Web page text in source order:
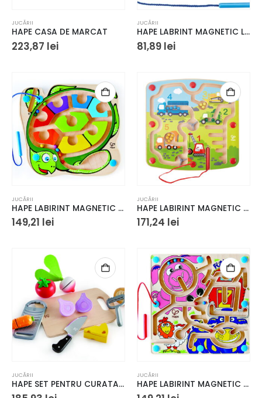
JUCĂRII
HAPE CASA DE MARCAT
223,87 lei
JUCĂRII
HAPE LABRINT MAGNETIC LOCOMOTIVA
81,89 lei
JUCĂRII
HAPE LABIRINT MAGNETIC BROASCA TESTOASA
149,21 lei
JUCĂRII
HAPE LABIRINT MAGNETIC CONSTRUCTII SI NUMERE
171,24 lei
JUCĂRII
HAPE SET PENTRU CURATAT SI TAIAT LEGUME
JUCĂRII
HAPE LABIRINT MAGNETIC FERMA DISTRACTIVA